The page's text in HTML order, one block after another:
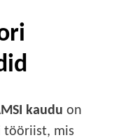
kaudu on
tööriist, mis